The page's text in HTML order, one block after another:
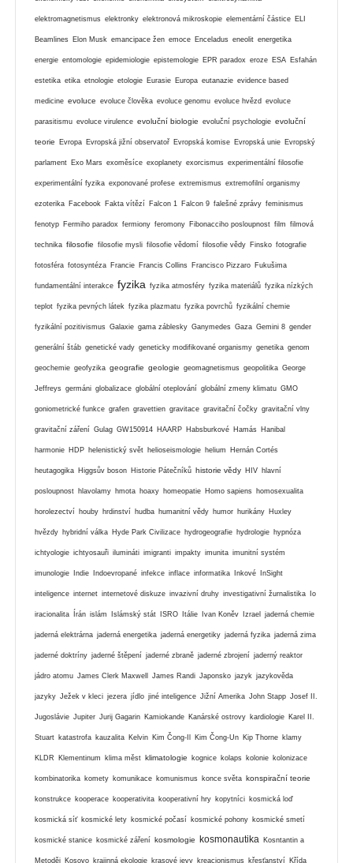
elektromagnetismus elektronky elektronová mikroskopie elementární částice ELI
Beamlines Elon Musk emancipace žen emoce Enceladus eneolit energetika
energie entomologie epidemiologie epistemologie EPR paradox eroze ESA Esfahán
estetika etika etnologie etologie Eurasie Europa eutanazie evidence based
medicine evoluce evoluce člověka evoluce genomu evoluce hvězd evoluce
parasitismu evoluce virulence evoluční biologie evoluční psychologie evoluční
teorie Evropa Evropská jižní observatoř Evropská komise Evropská unie Evropský
parlament Exo Mars exoměsíce exoplanety exorcismus experimentální filosofie
experimentální fyzika exponované profese extremismus extremofilní organismy
ezoterika Facebook Fakta vítězí Falcon 1 Falcon 9 falešné zprávy feminismus
fenotyp Fermiho paradox fermiony feromony Fibonacciho posloupnost film filmová
technika filosofie filosofie mysli filosofie vědomí filosofie vědy Finsko fotografie
fotosféra fotosyntéza Francie Francis Collins Francisco Pizzaro Fukušima
fundamentální interakce fyzika fyzika atmosféry fyzika materiálů fyzika nízkých
teplot fyzika pevných látek fyzika plazmatu fyzika povrchů fyzikální chemie
fyzikální pozitivismus Galaxie gama záblesky Ganymedes Gaza Gemini 8 gender
generální štáb genetické vady geneticky modifikované organismy genetika genom
geochemie geofyzika geografie geologie geomagnetismus geopolitika George
Jeffreys germáni globalizace globální oteplování globální zmeny klimatu GMO
goniometrické funkce grafen gravettien gravitace gravitační čočky gravitační vlny
gravitační záření Gulag GW150914 HAARP Habsburkové Hamás Hanibal
harmonie HDP helenistický svět helioseismologie helium Hernán Cortés
heutagogika Higgsův boson Historie Pátečníků historie vědy HIV hlavní
posloupnost hlavolamy hmota hoaxy homeopatie Homo sapiens homosexualita
horolezectví houby hrdinství hudba humanitní vědy humor hurikány Huxley
hvězdy hybridní válka Hyde Park Civilizace hydrogeografie hydrologie hypnóza
ichtyologie ichtyosauři ilumináti imigranti impakty imunita imunitní systém
imunologie Indie Indoevropané infekce inflace informatika Inkové InSight
inteligence internet internetové diskuze invazivní druhy investigativní žurnalistika Io
iracionalita Írán islám Islámský stát ISRO Itálie Ivan Koněv Izrael jaderná chemie
jaderná elektrárna jaderná energetika jaderná energetiky jaderná fyzika jaderná zima
jaderné doktríny jaderné štěpení jaderné zbraně jaderné zbrojení jaderný reaktor
jádro atomu James Clerk Maxwell James Randi Japonsko jazyk jazykověda
jazyky Ježek v kleci jezera jídlo jiné inteligence Jižní Amerika John Stapp Josef II.
Jugoslávie Jupiter Jurij Gagarin Kamiokande Kanárské ostrovy kardiologie Karel II.
Stuart katastrofa kauzalita Kelvin Kim Čong-Il Kim Čong-Un Kip Thorne klamy
KLDR Klementinum klima měst klimatologie kognice kolaps kolonie kolonizace
kombinatorika komety komunikace komunismus konce světa konspirační teorie
konstrukce kooperace kooperativita kooperativní hry kopytníci kosmická loď
kosmická síť kosmické lety kosmické počasí kosmické pohony kosmické smetí
kosmické stanice kosmické záření kosmologie kosmonautika Kosntantin a
Metoděj Kosovo krajinná ekologie krasové jevy kreacionismus křesťanství Křída